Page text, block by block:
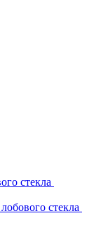
стекла
стекла